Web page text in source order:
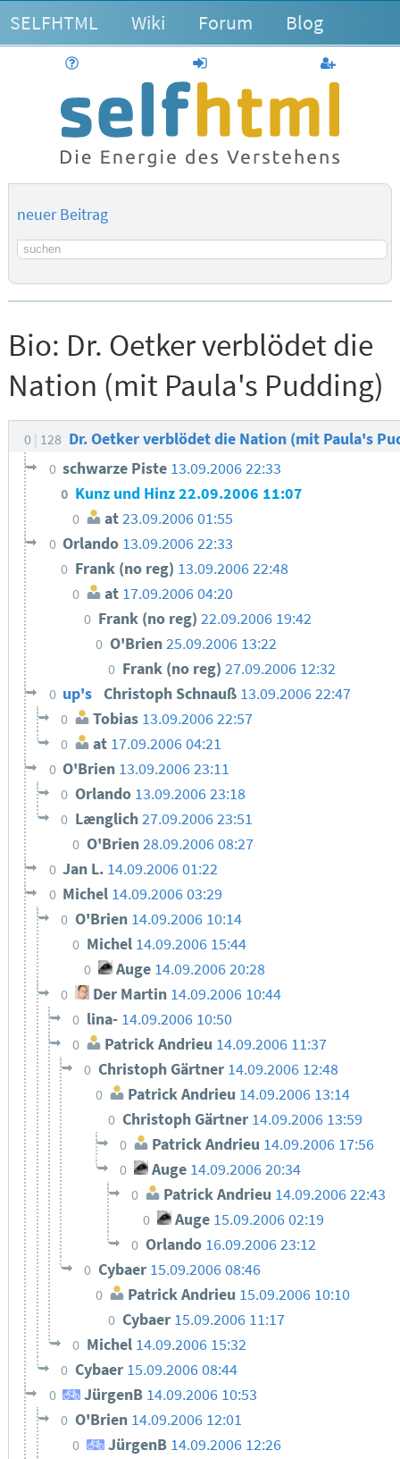
SELFHTML Wiki Forum Blog
anmelden
neuer Beitrag
Suchbegriff
Bio: Dr. Oetker verblödet die
Nation (mit Paula's Pudding)
0 128 Dr. Oetker verblödet die Nation (mit Paula's
0 schwarze Piste 13.09.2006 22:33
0 Kunz und Hinz22.09.2006 11:07
0 at23.09.2006 01:55
0 Orlando 13.09.2006 22:33
0 Frank (no reg) 13.09.2006 22:48
0 at 17.09.2006 04:20
0 Frank (no reg)22.09.2006 19:42
0 O'Brien25.09.2006 13:22
0 Frank (no reg) 27.09.2006 12:32
0 up's Christoph Schnauß 13.09.2006 22:47
0 Tobias 13.09.2006 22:57
0 at 17.09.2006 04:21
0 O'Brien 13.09.2006 23:11
0 Orlando 13.09.2006 23:18
0 Længlich27.09.2006 23:51
0 O'Brien28.09.2006 08:27
0 Jan L. 14.09.2006 01:22
0 Michel 14.09.2006 03:29
0 O'Brien 14.09.2006 10:14
0 Michel 14.09.2006 15:44
0 Auge 14.09.2006 20:28
0 Der Martin 14.09.2006 10:44
0 lina- 14.09.2006 10:50
0 Patrick Andrieu 14.09.2006 11:37
0 Christoph Gärtner 14.09.2006 12:48
0 Patrick Andrieu 14.09.2006 13:14
0 Christoph Gärtner 14.09.2006 13:59
0 Patrick Andrieu 14.09.2006 17:56
0 Auge 14.09.2006 20:34
0 Patrick Andrieu 14.09.2006 22:43
0 Auge 15.09.2006 02:19
0 Orlando 16.09.2006 23:12
0 Cybaer 15.09.2006 08:46
0 Patrick Andrieu 15.09.2006 10:10
0 Cybaer 15.09.2006 11:17
0 Michel 14.09.2006 15:32
0 Cybaer 15.09.2006 08:44
0 JürgenB 14.09.2006 10:53
0 O'Brien 14.09.2006 12:01
0 JürgenB 14.09.2006 12:26